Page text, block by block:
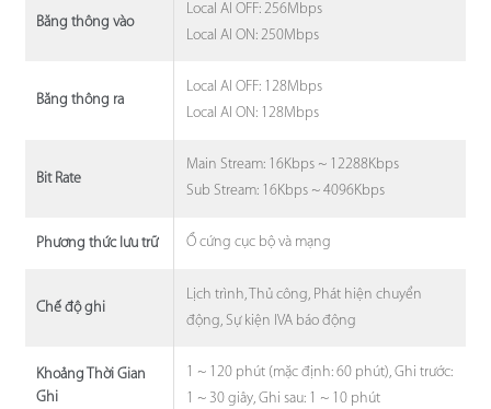
Băng thông vào
Local AI OFF: 256Mbps
Local AI ON: 250Mbps
Băng thông ra
Local AI OFF: 128Mbps
Local AI ON: 128Mbps
Bit Rate
Main Stream: 16Kbps ~ 12288Kbps
Sub Stream: 16Kbps ~ 4096Kbps
Phương thức lưu trữ Ổ cứng cục bộ và mạng
Chế độ ghi
Lịch trình, Thủ công, Phát hiện chuyển
động, Sự kiện IVA báo động
Khoảng Thời Gian
Ghi
1 ~ 120 phút (mặc định: 60 phút), Ghi trước:
1 ~ 30 giây, Ghi sau: 1 ~ 10 phút